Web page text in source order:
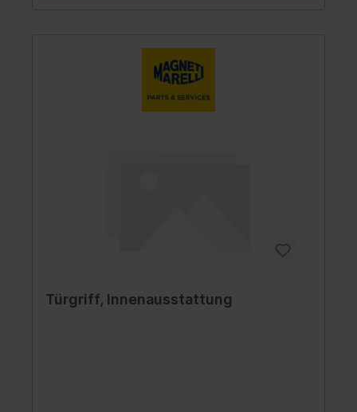
Türgriff, Innenausstattung